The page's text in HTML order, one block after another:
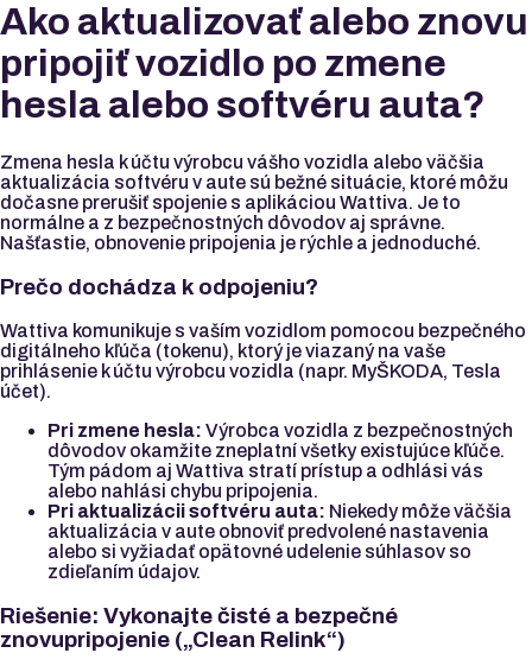
Ako aktualizovať alebo znovu
pripojiť vozidlo po zmene
hesla alebo softvéru auta?
Zmena hesla k účtu výrobcu vášho vozidla alebo väčšia
aktualizácia softvéru v aute sú bežné situácie, ktoré môžu
dočasne prerušiť spojenie s aplikáciou Wattiva. Je to
normálne a z bezpečnostných dôvodov aj správne.
Našťastie, obnovenie pripojenia je rýchle a jednoduché.
Prečo dochádza k odpojeniu?
Wattiva komunikuje s vaším vozidlom pomocou bezpečného
digitálneho kľúča (tokenu), ktorý je viazaný na vaše
prihlásenie k účtu výrobcu vozidla (napr. MyŠKODA, Tesla
účet).
Pri zmene hesla: Výrobca vozidla z bezpečnostných
dôvodov okamžite zneplatní všetky existujúce kľúče.
Tým pádom aj Wattiva stratí prístup a odhlási vás
alebo nahlási chybu pripojenia.
Pri aktualizácii softvéru auta: Niekedy môže väčšia
aktualizácia v aute obnoviť predvolené nastavenia
alebo si vyžiadať opätovné udelenie súhlasov so
zdieľaním údajov.
Riešenie: Vykonajte čisté a bezpečné
znovupripojenie („Clean Relink“)